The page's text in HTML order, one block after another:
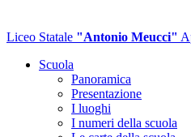
Liceo Statale "Antonio Meucci"
Scuola
Panoramica
Presentazione
I luoghi
I numeri della scuola